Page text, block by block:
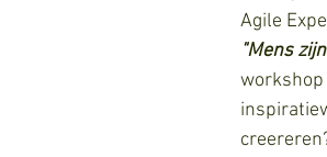
Agile
"Mens
workshop